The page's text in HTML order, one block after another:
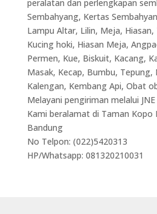
peralatan dan perlengkapan
Sembahyang, Kertas
Lampu Altar, Lilin, Meja,
Kucing hoki, Hiasan Meja,
Permen, Kue, Biskuit, Kacang,
Masak, Kecap, Bumbu, Tepung,
Kalengan, Kembang Api, Obat
Melayani pengiriman melalui JNE
Kami beralamat di Taman Kopo
Bandung
No Telpon: (022)5420313
HP/Whatsapp: 081320210031